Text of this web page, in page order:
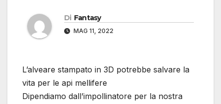
Di Fantasy
MAG 11, 2022
L’alveare stampato in 3D potrebbe salvare la
vita per le api mellifere
Dipendiamo dall’impollinatore per la nostra